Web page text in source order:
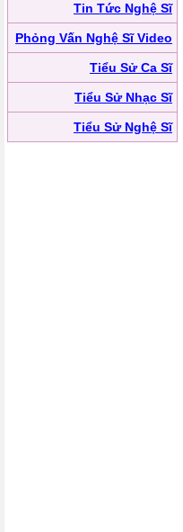
Tin Tức Nghệ Sĩ
Phỏng Vấn Nghệ Sĩ Video
Tiểu Sử Ca Sĩ
Tiểu Sử Nhạc Sĩ
Tiểu Sử Nghệ Sĩ